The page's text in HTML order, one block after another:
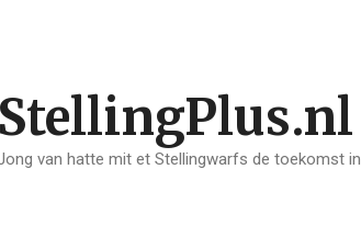
StellingPlus.nl
van hatte mit et Stellingwarfs de toekomst in